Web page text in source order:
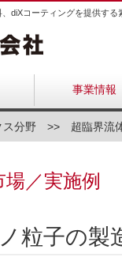
diXコーティングを提供する
事業情報
ス分野 超臨界流
場／実施例
粒子の製